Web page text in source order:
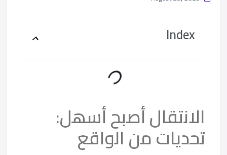
Index
اﻻﻧﺗﻘﺎل أﺻﺑﺢ أﺳﮭل:
ﺗﺣدﯾﺎت ﻣن اﻟواﻗﻊ